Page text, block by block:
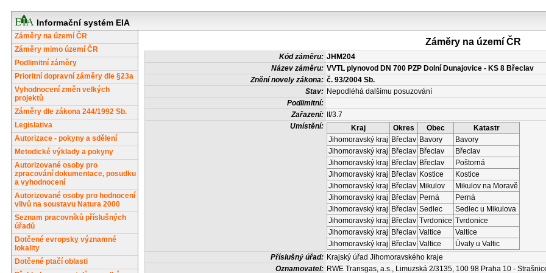
Informační systém EIA
Záměry na území ČR
Záměry mimo území ČR
Podlimitní záměry
Prioritní dopravní záměry dle §23a
Vyhodnocení změn velkých
projektů
Záměry dle zákona 244/1992 Sb.
Legislativa
Autorizace - pokyny a sdělení
Metodické výklady a pokyny
Autorizované osoby pro
zpracování dokumentace, posudku
a vyhodnocení
Autorizované osoby pro hodnocení
vlivů na soustavu Natura 2000
Seznam pracovníků příslušných
úřadů
Dotčené evropsky významné
lokality
Dotčené ptačí oblasti
Záměry na území ČR
Kód záměru: JHM204
Název záměru: VVTL plynovod DN 700 PZP Dolní Dunajovice - KS 8 Břeclav
Znění novely zákona: č. 93/2004 Sb.
Stav: Nepodléhá dalšímu posuzování
Podlimitní:
Zařazení:
II/3.7
Umístění:
Kraj Okres Obec
Katastr
Jihomoravský kraj Břeclav Bavory
Bavory
Jihomoravský kraj Břeclav Břeclav
Břeclav
Jihomoravský kraj Břeclav Břeclav
Poštorná
Jihomoravský kraj Břeclav Kostice
Kostice
Jihomoravský kraj Břeclav Mikulov
Mikulov na Moravě
Jihomoravský kraj Břeclav Perná
Perná
Jihomoravský kraj Břeclav Sedlec
Sedlec u Mikulova
Jihomoravský kraj Břeclav Tvrdonice Tvrdonice
Jihomoravský kraj Břeclav Valtice
Valtice
Jihomoravský kraj Břeclav Valtice
Úvaly u Valtic
Příslušný úřad: Krajský úřad Jihomoravského kraje
Oznamovatel: RWE Transgas, a.s., Limuzská 2/3135, 100 98 Praha 10 -